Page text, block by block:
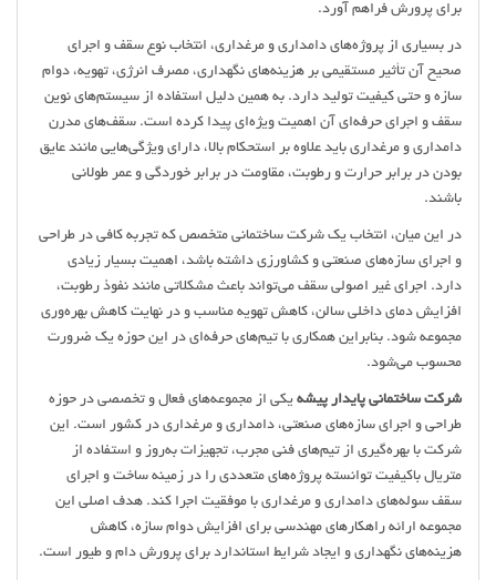
برای پرورش فراهم آورد.
در بسیاری از پروژه‌های دامداری و مرغداری، انتخاب نوع سقف و اجرای
صحیح آن تأثیر مستقیمی بر هزینه‌های نگهداری، مصرف انرژی، تهویه، دوام
سازه و حتی کیفیت تولید دارد. به همین دلیل استفاده از سیستم‌های نوین
سقف و اجرای حرفه‌ای آن اهمیت ویژه‌ای پیدا کرده است. سقف‌های مدرن
دامداری و مرغداری باید علاوه بر استحکام بالا، دارای ویژگی‌هایی مانند عایق
بودن در برابر حرارت و رطوبت، مقاومت در برابر خوردگی و عمر طولانی
باشند.
در این میان، انتخاب یک شرکت ساختمانی متخصص که تجربه کافی در طراحی
و اجرای سازه‌های صنعتی و کشاورزی داشته باشد، اهمیت بسیار زیادی
دارد. اجرای غیر اصولی سقف می‌تواند باعث مشکلاتی مانند نفوذ رطوبت،
افزایش دمای داخلی سالن، کاهش تهویه مناسب و در نهایت کاهش بهره‌وری
مجموعه شود. بنابراین همکاری با تیم‌های حرفه‌ای در این حوزه یک ضرورت
محسوب می‌شود.
شرکت ساختمانی پایدار پیشه یکی از مجموعه‌های فعال و تخصصی در حوزه
طراحی و اجرای سازه‌های صنعتی، دامداری و مرغداری در کشور است. این
شرکت با بهره‌گیری از تیم‌های فنی مجرب، تجهیزات به‌روز و استفاده از
متریال باکیفیت توانسته پروژه‌های متعددی را در زمینه ساخت و اجرای
سقف سوله‌های دامداری و مرغداری با موفقیت اجرا کند. هدف اصلی این
مجموعه ارائه راهکارهای مهندسی برای افزایش دوام سازه، کاهش
هزینه‌های نگهداری و ایجاد شرایط استاندارد برای پرورش دام و طیور است.